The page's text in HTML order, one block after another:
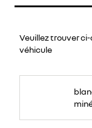
Veuillez trouver
véhicule